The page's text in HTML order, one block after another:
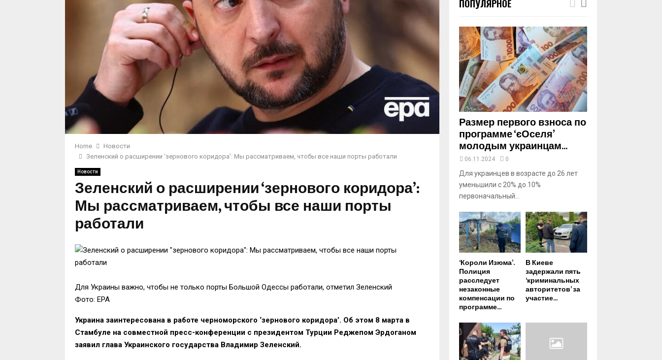
Home
Новости
Зеленский о расширении ‘зернового коридора’: Мы рассматриваем, чтобы все наши порты работали
Новости
Зеленский о расширении ‘зернового коридора’:
Мы рассматриваем, чтобы все наши порты
работали
Для Украины важно, чтобы не только порты Большой Одессы работали, отметил Зеленский
Фото: EPA
Украина заинтересована в работе черноморского ‘зернового коридора’. Об этом 8 марта в
Стамбуле на совместной пресс-конференции с президентом Турции Реджепом Эрдоганом
заявил глава Украинского государства Владимир Зеленский.
m
a
y
u
u
b
e
ПОПУЛЯРНОЕ
Размер первого взноса по
программе ‘єОселя’
молодым украинцам...
06.11.2024 0
Для украинцев в возрасте до 26 лет
уменьшили с 20% до 10%
первоначальный...
‘Короли Изюма’.
Полиция
расследует
незаконные
компенсации по
программе...
В Киеве
задержали пять
‘криминальных
авторитетов’ за
участие...